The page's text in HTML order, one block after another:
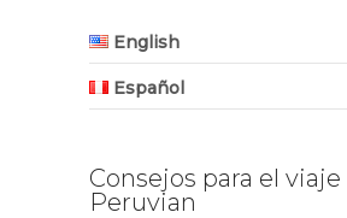
English
Español
Consejos para el viaje
Peruvian